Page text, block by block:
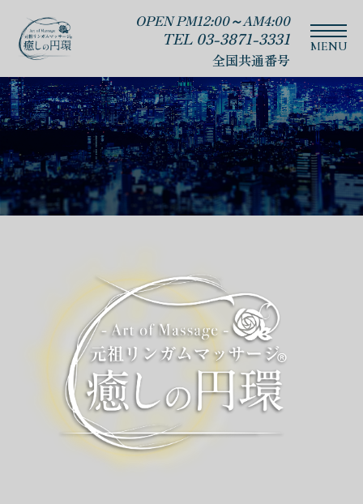
OPEN PM12:00～AM4:00
TEL 03-3871-3331
全国共通番号